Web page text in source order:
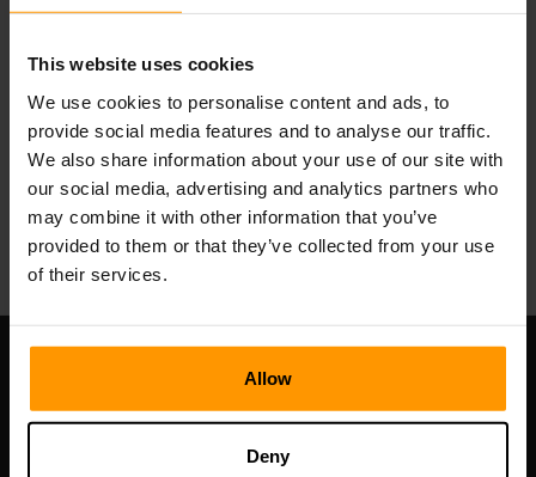
This website uses cookies
We use cookies to personalise content and ads, to
provide social media features and to analyse our traffic.
We also share information about your use of our site with
our social media, advertising and analytics partners who
may combine it with other information that you’ve
provided to them or that they’ve collected from your use
of their services.
Allow
Deny
سرور ہوسٹنگ
All Games